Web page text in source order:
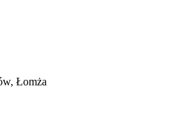
Łomża